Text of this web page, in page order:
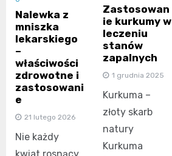
Nalewka z
mniszka
lekarskiego
–
właściwości
zdrowotne i
zastosowani
e
21 lutego 2026
Nie każdy
Zastosowan
ie kurkumy w
leczeniu
stanów
zapalnych
1 grudnia 2025
Kurkuma –
złoty skarb
natury
Kurkuma